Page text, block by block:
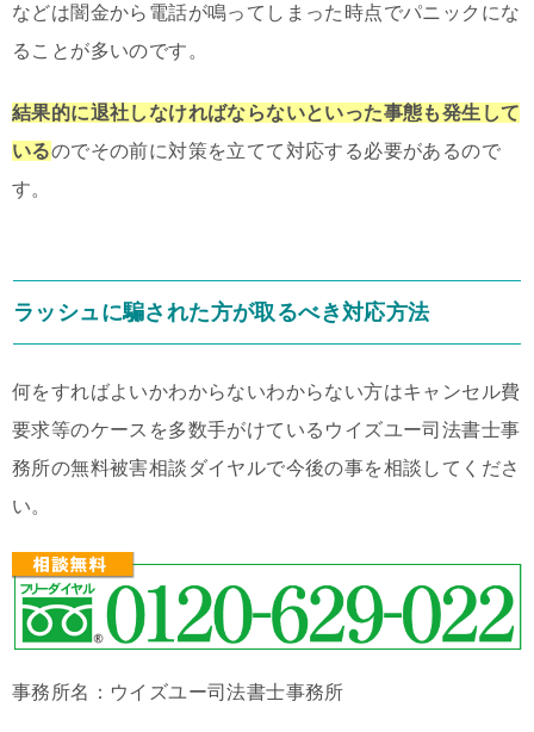
などは闇金から電話が鳴ってしまった時点でパニックにな
ることが多いのです。
結果的に退社しなければならないといった事態も発生して
いるのでその前に対策を立てて対応する必要があるので
す。
ラッシュに騙された方が取るべき対応方法
何をすればよいかわからないわからない方はキャンセル費
要求等のケースを多数手がけているウイズユー司法書士事
務所の無料被害相談ダイヤルで今後の事を相談してくださ
い。
事務所名：ウイズユー司法書士事務所